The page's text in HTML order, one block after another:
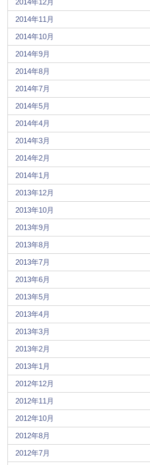
2014年11月
2014年10月
2014年9月
2014年8月
2014年7月
2014年5月
2014年4月
2014年3月
2014年2月
2014年1月
2013年12月
2013年10月
2013年9月
2013年8月
2013年7月
2013年6月
2013年5月
2013年4月
2013年3月
2013年2月
2013年1月
2012年12月
2012年11月
2012年10月
2012年8月
2012年7月